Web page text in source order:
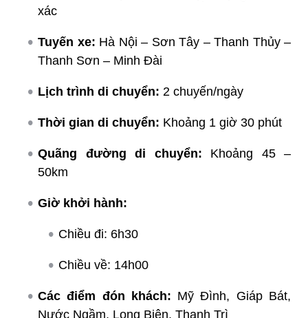
xác
Tuyến xe: Hà Nội – Sơn Tây – Thanh Thủy –
Thanh Sơn – Minh Đài
Lịch trình di chuyển: 2 chuyến/ngày
Thời gian di chuyển: Khoảng 1 giờ 30 phút
Quãng đường di chuyển: Khoảng 45 –
50km
Giờ khởi hành:
Chiều đi: 6h30
Chiều về: 14h00
Các điểm đón khách: Mỹ Đình, Giáp Bát,
Nước Ngầm, Long Biên, Thanh Trì